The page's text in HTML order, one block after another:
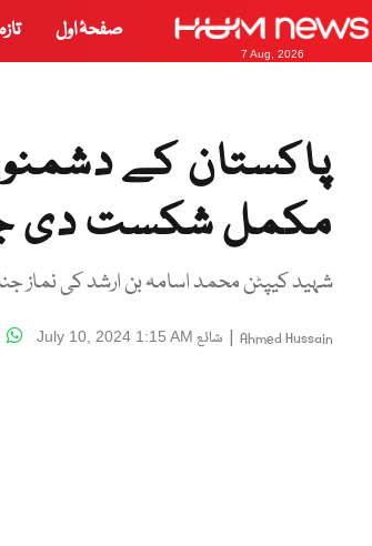
7 Aug, 2026
صفحۂ اول
پاکستان کے
مکمل شکست دی
شہید کیپٹن محمد اسامہ بن ارشد کی نماز
Ahmed Hussain
| شائع July 10, 2024 1:15 AM